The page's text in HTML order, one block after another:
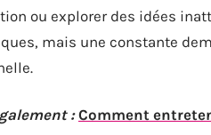
ou explorer des idées
mais une constante
: Comment